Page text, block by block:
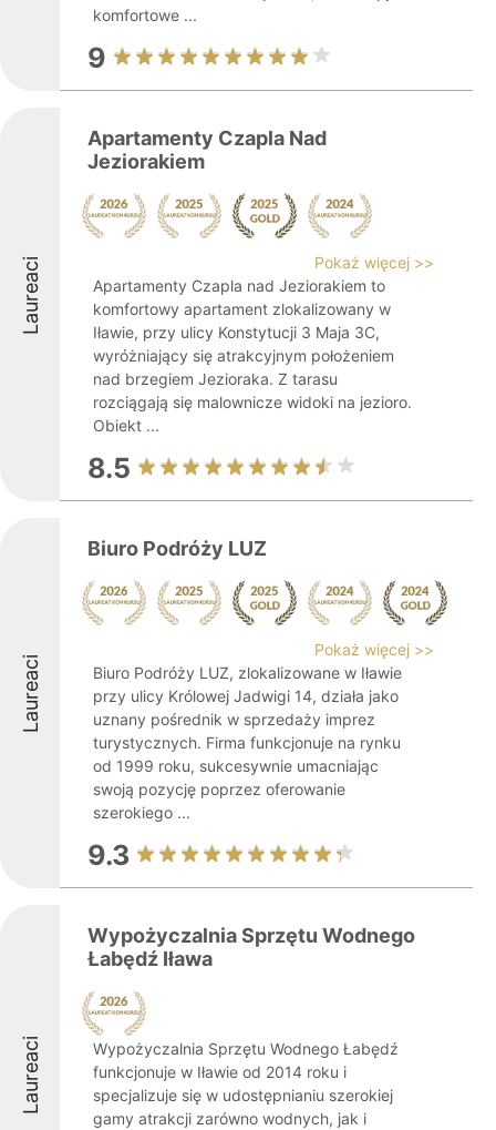
komfortowe ...
9
Laureaci
Apartamenty Czapla Nad
Jeziorakiem
Pokaż więcej >>
Apartamenty Czapla nad Jeziorakiem to
komfortowy apartament zlokalizowany w
Iławie, przy ulicy Konstytucji 3 Maja 3C,
wyróżniający się atrakcyjnym położeniem
nad brzegiem Jezioraka. Z tarasu
rozciągają się malownicze widoki na jezioro.
Obiekt ...
8.5
Laureaci
Biuro Podróży LUZ
Pokaż więcej >>
Biuro Podróży LUZ, zlokalizowane w Iławie
przy ulicy Królowej Jadwigi 14, działa jako
uznany pośrednik w sprzedaży imprez
turystycznych. Firma funkcjonuje na rynku
od 1999 roku, sukcesywnie umacniając
swoją pozycję poprzez oferowanie
szerokiego ...
9.3
Laureaci
Wypożyczalnia Sprzętu Wodnego
Łabędź Iława
Wypożyczalnia Sprzętu Wodnego Łabędź
funkcjonuje w Iławie od 2014 roku i
specjalizuje się w udostępnianiu szerokiej
gamy atrakcji zarówno wodnych, jak i